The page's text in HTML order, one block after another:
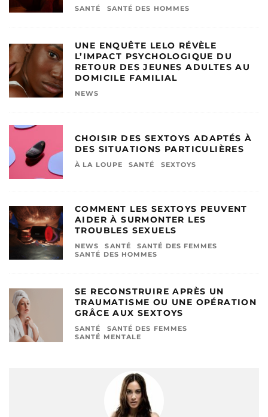
SANTÉ SANTÉ DES HOMMES
UNE ENQUÊTE LELO RÉVÈLE
L’IMPACT PSYCHOLOGIQUE DU
RETOUR DES JEUNES ADULTES AU
DOMICILE FAMILIAL
NEWS
CHOISIR DES SEXTOYS ADAPTÉS À
DES SITUATIONS PARTICULIÈRES
À LA LOUPE SANTÉ SEXTOYS
COMMENT LES SEXTOYS PEUVENT
AIDER À SURMONTER LES
TROUBLES SEXUELS
NEWS SANTÉ
SANTÉ DES FEMMES
SANTÉ DES HOMMES
SE RECONSTRUIRE APRÈS UN
TRAUMATISME OU UNE OPÉRATION
GRÂCE AUX SEXTOYS
SANTÉ
SANTÉ DES FEMMES
SANTÉ MENTALE